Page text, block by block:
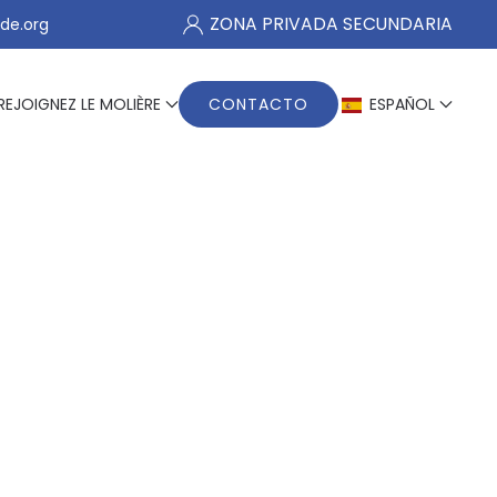
ZONA PRIVADA SECUNDARIA
LE MOLIÈRE CONTACTO ESPAÑOL